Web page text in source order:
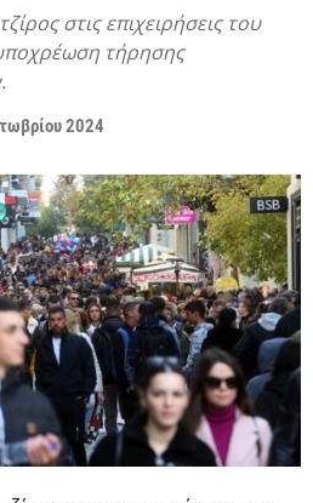
στις επιχειρήσεις του
τήρησης
2024